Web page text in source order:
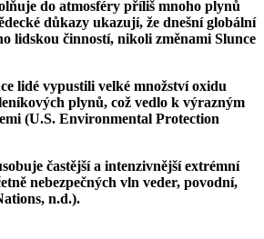
do atmosféry příliš mnoho plynů
důkazy ukazují, že dnešní globální
lidskou činností, nikoli změnami Slunce
lidé vypustili velké množství oxidu
plynů, což vedlo k výrazným
(U.S. Environmental Protection
častější a intenzivnější extrémní
nebezpečných vln veder, povodní,
n.d.).